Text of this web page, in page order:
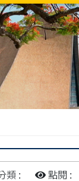
類 : 點閱 :